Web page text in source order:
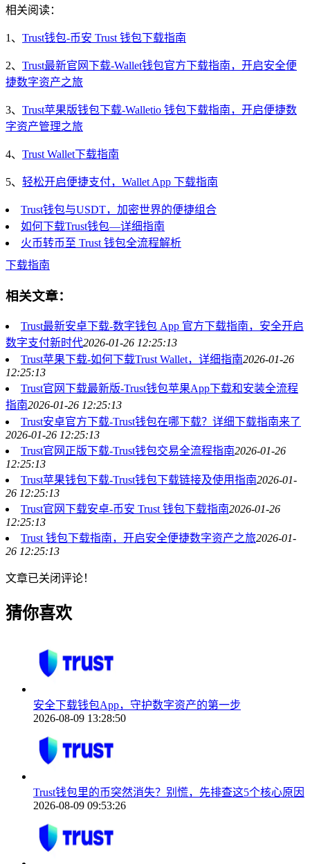
相关阅读：
1、 Trust钱包-币安 Trust 钱包下载指南
2、 Trust最新官网下载-Wallet钱包官方下载指南，开启安全便
捷数字资产之旅
3、 Trust苹果版钱包下载-Walletio 钱包下载指南，开启便捷数
字资产管理之旅
4、 Trust Wallet下载指南
5、 轻松开启便捷支付，Wallet App 下载指南
Trust钱包与USDT，加密世界的便捷组合
如何下载Trust钱包—详细指南
火币转币至 Trust 钱包全流程解析
下载指南
相关文章：
Trust最新安卓下载-数字钱包 App 官方下载指南，安全开启
数字支付新时代2026-01-26 12:25:13
Trust苹果下载-如何下载Trust Wallet，详细指南2026-01-26
12:25:13
Trust官网下载最新版-Trust钱包苹果App下载和安装全流程
指南2026-01-26 12:25:13
Trust安卓官方下载-Trust钱包在哪下载？详细下载指南来了
2026-01-26 12:25:13
Trust官网正版下载-Trust钱包交易全流程指南2026-01-26
12:25:13
Trust苹果钱包下载-Trust钱包下载链接及使用指南2026-01-
26 12:25:13
Trust官网下载安卓-币安 Trust 钱包下载指南2026-01-26
12:25:13
Trust 钱包下载指南，开启安全便捷数字资产之旅2026-01-
26 12:25:13
文章已关闭评论！
猜你喜欢
安全下载钱包App，守护数字资产的第一步
2026-08-09 13:28:50
Trust钱包里的币突然消失？别慌，先排查这5个核心原因
2026-08-09 09:53:26